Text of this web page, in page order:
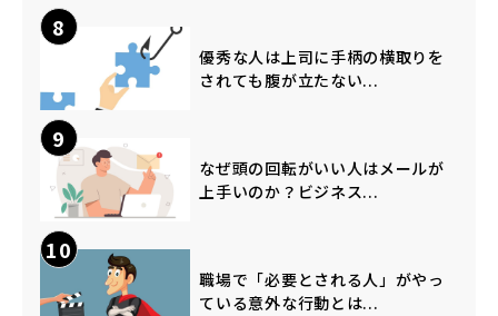
8
優秀な人は上司に手柄の横取りを
されても腹が立たない...
9
なぜ頭の回転がいい人はメールが
上手いのか？ビジネス...
10
職場で「必要とされる人」がやっ
ている意外な行動とは...